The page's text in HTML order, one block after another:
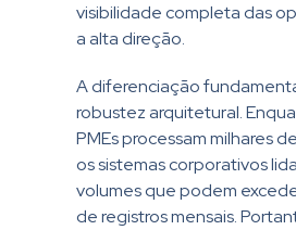
visibilidade completa das
a alta direção.
A diferenciação
robustez arquitetural.
PMEs processam milhares
os sistemas corporativos
volumes que podem
de registros mensais.